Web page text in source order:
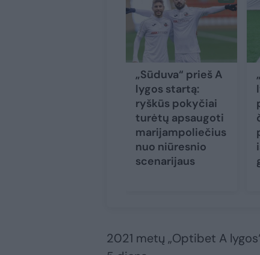
„Sūduva“ prieš A
lygos startą:
ryškūs pokyčiai
turėtų apsaugoti
marijampoliečius
nuo niūresnio
scenarijaus
2021 metų „Optibet A